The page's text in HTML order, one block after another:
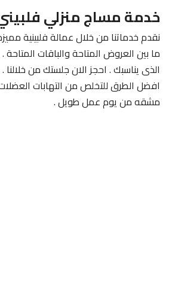
خدمة مساج منزلي
نقدم خدماتنا من خلال عمالة فلبينية
ما بين العروض المتاحة والباقات
الذى يناسبك . احجز الان جلستك من خلالنا
افضل الطرق للتخلص من التهابات
مشقه من يوم عمل طويل .